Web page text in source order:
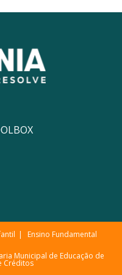
Ensino Fundamental
Municipal de Educação de
Créditos